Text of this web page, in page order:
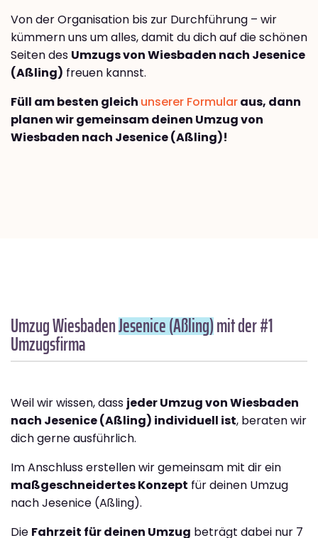
Von der Organisation bis zur Durchführung – wir
kümmern uns um alles, damit du dich auf die schönen
Seiten des Umzugs von Wiesbaden nach Jesenice
(Aßling) freuen kannst.
Füll am besten gleich unserer Formularaus, dann
planen wir gemeinsam deinen Umzug von
Wiesbaden nach Jesenice (Aßling)!
Umzug WiesbadenJesenice (Aßling)mit der #1
Umzugsfirma
Weil wir wissen, dass jeder Umzug von Wiesbaden
nach Jesenice (Aßling) individuell ist, beraten wir
dich gerne ausführlich.
Im Anschluss erstellen wir gemeinsam mit dir ein
maßgeschneidertes Konzept für deinen Umzug
nach Jesenice (Aßling).
Die Fahrzeit für deinen Umzug beträgt dabei nur 7